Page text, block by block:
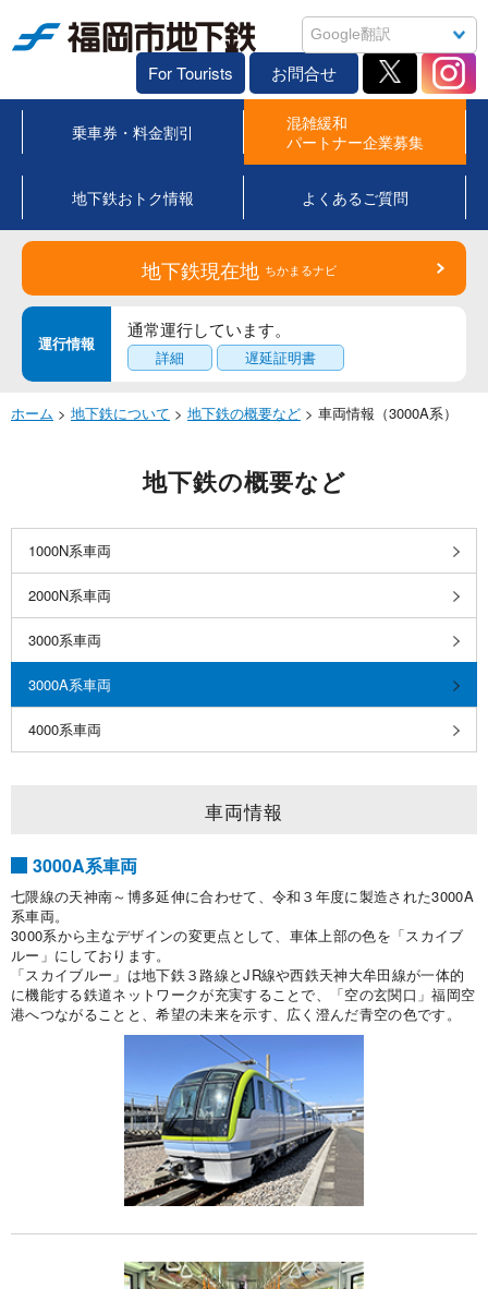
For Tourists お問合せ
乗車券・料金割引
混雑緩和
パートナー企業募集
地下鉄おトク情報 よくあるご質問
地下鉄現在地 ちかまるナビ
運行情報
通常運行しています。
詳細 遅延証明書
ホーム > 地下鉄について > 地下鉄の概要など > 車両情報（3000A系）
地下鉄の概要など
1000N系車両
2000N系車両
3000系車両
3000A系車両
4000系車両
車両情報
3000A系車両
七隈線の天神南～博多延伸に合わせて、令和３年度に製造された3000A
系車両。
3000系から主なデザインの変更点として、車体上部の色を「スカイブ
ルー」にしております。
「スカイブルー」は地下鉄３路線とJR線や西鉄天神大牟田線が一体的
に機能する鉄道ネットワークが充実することで、「空の玄関口」福岡空
港へつながることと、希望の未来を示す、広く澄んだ青空の色です。